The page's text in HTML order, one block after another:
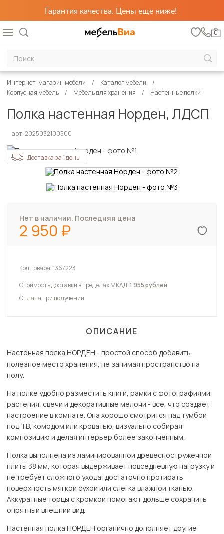
Гарантия качества. Цены еще ниже!
0
Интернет-магазин мебели
Каталог мебели
Корпусная мебель
Мебель для хранения Настенные полки
Полка настенная Норден, ЛДСП
арт. 2025032100500
Доставка за 1 день
Нет в наличии. Последняя цена
2 950
Код товара:1367223
Стоимость доставки в пределах МКАД:1 955 рублей
Оплата при получении
ОПИСАНИЕ
Настенная полка НОРДЕН - простой способ добавить
полезное место хранения, не занимая пространство на
полу.
На полке удобно разместить книги, рамки с фотографиями,
растения, свечи и декоративные мелочи - всё, что создаёт
настроение в комнате. Она хорошо смотрится над тумбой
под ТВ, комодом или кроватью, визуально собирая
композицию и делая интерьер более законченным.
Полка выполнена из ламинированной древесностружечной
плиты 38 мм, которая выдерживает повседневную нагрузку и
не требует сложного ухода: достаточно протирать
поверхность мягкой сухой или слегка влажной тканью.
Аккуратные торцы с кромкой помогают дольше сохранить
опрятный внешний вид.
Настенная полка НОРДЕН органично дополняет другие